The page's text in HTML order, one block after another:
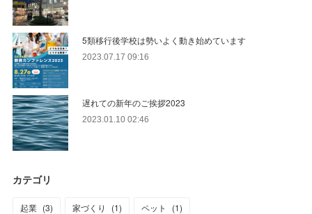
5類移行後学校は勢いよく動き始めています
2023.07.17 09:16
遅れての新年のご挨拶2023
2023.01.10 02:46
カテゴリ
起業 (3) 家づくり (1) ペット (1)